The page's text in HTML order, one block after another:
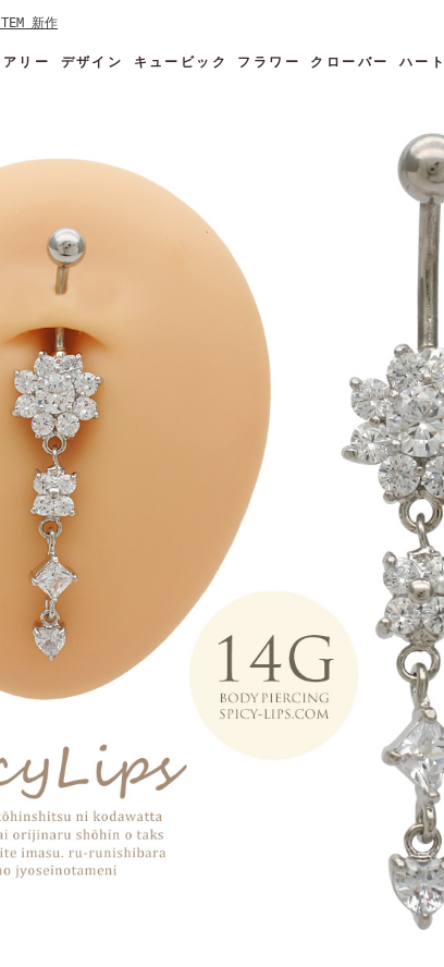
新作
リー デザイン キュービック フラワー クローバー ハー